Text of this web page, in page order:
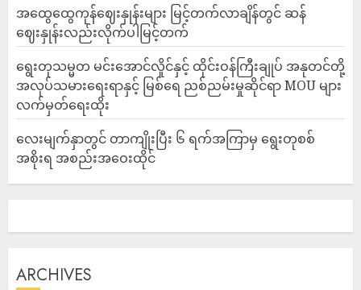
အထွေထွေကုန်ဈေးနှုန်းများ မြင့်တက်လာချိန်တွင် ဆန်
ဈေးနှုန်းလည်းလိုက်ပါမြင့်တက်
ရွေးတုသမ္မတ မင်းအောင်လှိုင်နှင့် ထိုင်းဝန်ကြီးချုပ် အနုတင်တို့
အလုပ်သမားရေးရာနှင့် မြစ်ရေ ညစ်ညမ်းမှုဆိုင်ရာ MOU များ
လက်မှတ်ရေးထိုး
လေးမျက်နှာတွင် တာကျိုးပြီး ၆ ရက်အကြာမှ ရွေးတုစစ်
အစိုးရ အစည်းအဝေးထိုင်
ARCHIVES